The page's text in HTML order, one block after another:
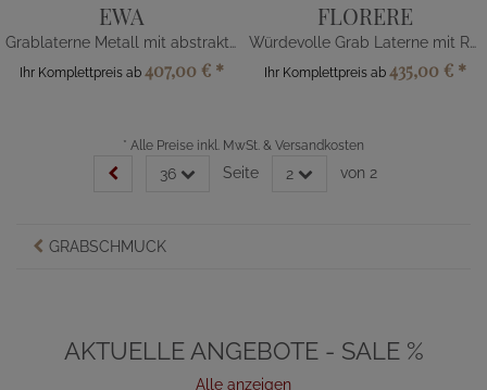
EWA
Grablaterne Metall mit abstraktem Kreuz
Ihr Komplettpreis ab 407,00 € *
FLORERE
Würdevolle Grab Laterne mit Rose
Ihr Komplettpreis ab 435,00 € *
* Alle Preise inkl. MwSt. & Versandkosten
36 Seite 2 von 2
GRABSCHMUCK
AKTUELLE ANGEBOTE - SALE %
Alle anzeigen